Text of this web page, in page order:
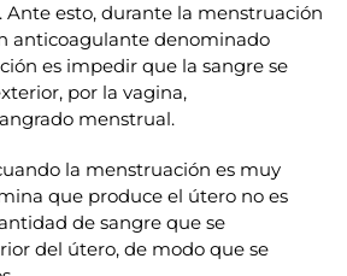
Ante esto, durante la menstruación
anticoagulante denominado
es impedir que la sangre se
por la vagina,
menstrual.
la menstruación es muy
que produce el útero no es
de sangre que se
del útero, de modo que se